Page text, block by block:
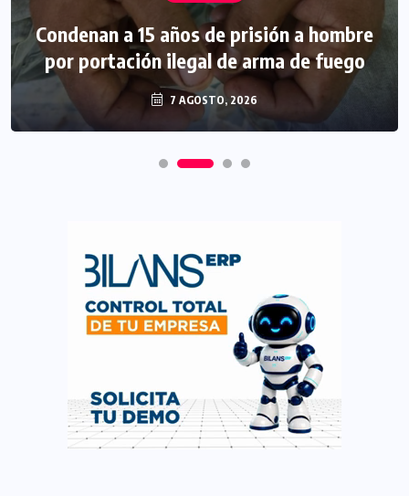
Condenan a 15 años de prisión a hombre
por portación ilegal de arma de fuego
7 AGOSTO, 2026